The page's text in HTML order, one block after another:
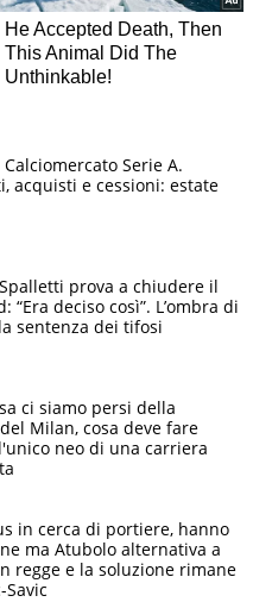
Serie A.
acquisti e cessioni: estate
prova a chiudere il
“Era deciso così”. L’ombra di
sentenza dei tifosi
ci siamo persi della
Milan, cosa deve fare
neo di una carriera
in cerca di portiere, hanno
ma Atubolo alternativa a
regge e la soluzione rimane